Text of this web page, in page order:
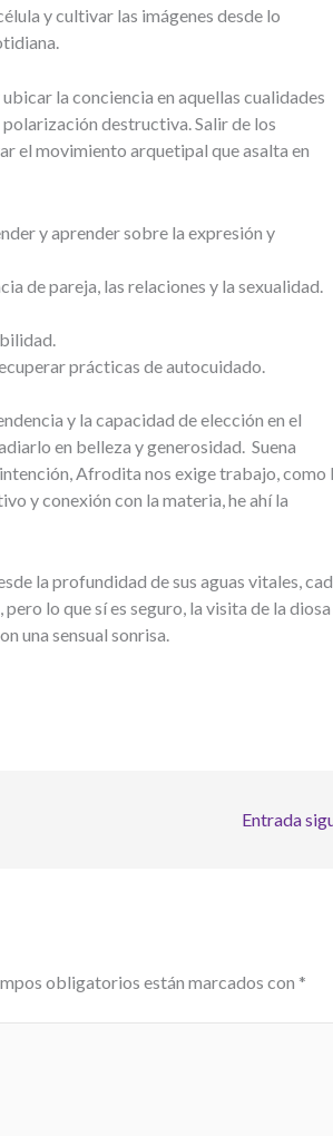
y cultivar las imágenes desde lo
la conciencia en aquellas cualidades
destructiva. Salir de los
el movimiento arquetipal que asalta en
y aprender sobre la expresión y
de pareja, las relaciones y la sexualidad.
prácticas de autocuidado.
y la capacidad de elección en el
en belleza y generosidad. Suena
Afrodita nos exige trabajo, como
y conexión con la materia, he ahí la
la profundidad de sus aguas vitales,
lo que sí es seguro, la visita de la diosa
una sensual sonrisa.
Entrada
obligatorios están marcados con *